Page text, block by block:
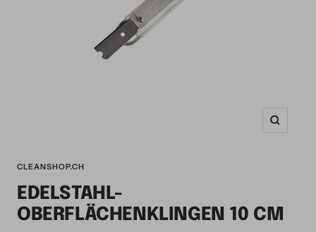
Zoom
CLEANSHOP.CH
EDELSTAHL-
OBERFLÄCHENKLINGEN 10 CM